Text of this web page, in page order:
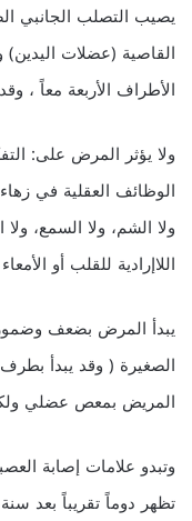
يصيب التصلب الجانبي
القاصية (عضلات
الأطراف الأربعة معاً ،
ولا يؤثر المرض على:
ولا الشم، ولا السمع،
اللاإرادية للقلب أو
يبدأ المرض بضعف
الصغيرة ( وقد يبدأ
المريض بمعص عضلي
وتبدو علامات إصابة
تظهر دوماً تقريباً بعد